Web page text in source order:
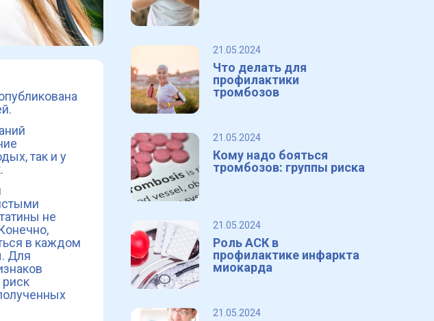
так и у
не
в каждом
Для
риск
21.05.2024
Что делать для
профилактики
тромбозов
21.05.2024
Кому надо бояться
тромбозов: группы риска
21.05.2024
Роль АСК в
профилактике инфаркта
миокарда
21.05.2024